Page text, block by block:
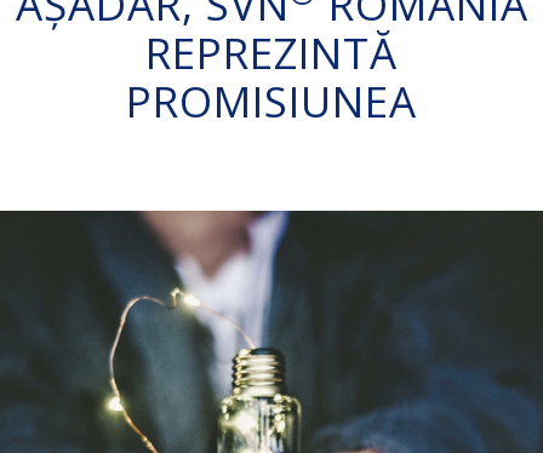
REPREZINTĂ
PROMISIUNEA